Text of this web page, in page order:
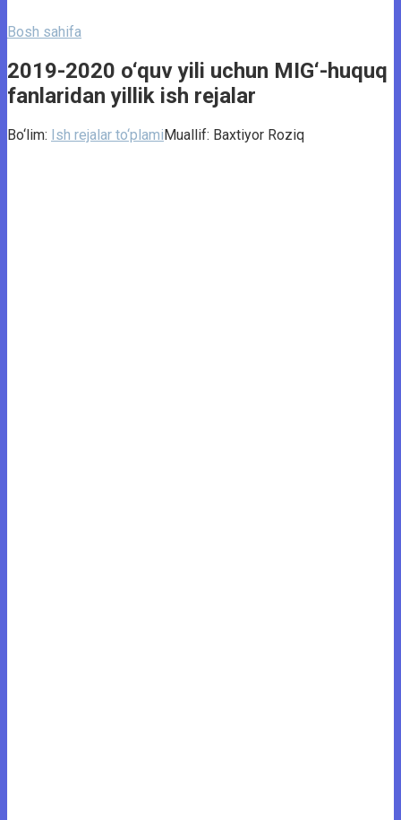
Bosh sahifa
2019-2020 o‘quv yili uchun MIG‘-huquq
fanlaridan yillik ish rejalar
Bo‘lim: Ish rejalar to‘plamiMuallif: Baxtiyor Roziq